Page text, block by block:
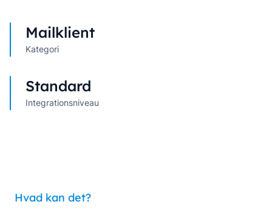
Kategori
Mailklient
Integrationsniveau
Standard
Hvad kan det?